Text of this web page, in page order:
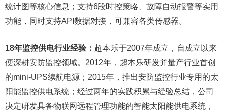
统计图等核心信息；支持6段时控策略、故障自动报警等实用
功能，同时支持API数据对接，可兼容各类传感器。
18年监控供电行业经验： 超本乐于2007年成立，自成立以来
便深耕安防监控领域。2012年，超本乐研发并量产行业首创
的mini-UPS续航电源；2015年，推出安防监控行业专用的太
阳能监控供电系统；经过两年的实践积累与经验总结，公司
决定研发具备物联网远程管理功能的智能太阳能供电系统，